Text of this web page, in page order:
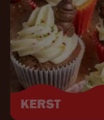
KERST